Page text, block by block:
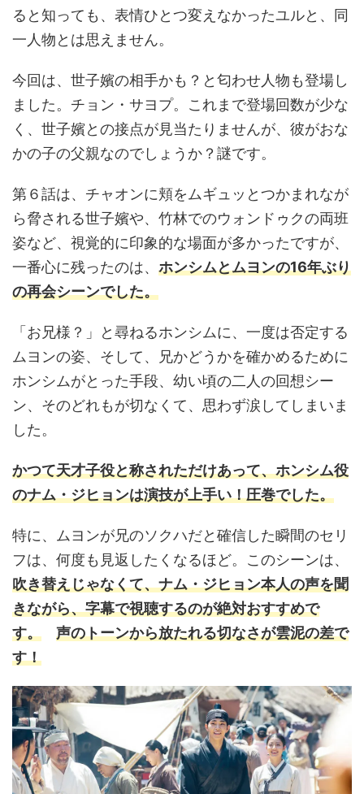
ると知っても、表情ひとつ変えなかったユルと、同
一人物とは思えません。
今回は、世子嬪の相手かも？と匂わせ人物も登場し
ました。チョン・サヨプ。これまで登場回数が少な
く、世子嬪との接点が見当たりませんが、彼がおな
かの子の父親なのでしょうか？謎です。
第６話は、チャオンに頬をムギュッとつかまれなが
ら脅される世子嬪や、竹林でのウォンドゥクの両班
姿など、視覚的に印象的な場面が多かったですが、
一番心に残ったのは、 ホンシムとムヨンの16年ぶり
の再会シーンでした。
「お兄様？」と尋ねるホンシムに、一度は否定する
ムヨンの姿、そして、兄かどうかを確かめるために
ホンシムがとった手段、幼い頃の二人の回想シー
ン、そのどれもが切なくて、思わず涙してしまいま
した。
かつて天才子役と称されただけあって、ホンシム役
のナム・ジヒョンは演技が上手い！圧巻でした。
特に、ムヨンが兄のソクハだと確信した瞬間のセリ
フは、何度も見返したくなるほど。このシーンは、
吹き替えじゃなくて、ナム・ジヒョン本人の声を聞
きながら、字幕で視聴するのが絶対おすすめで
す。
声のトーンから放たれる切なさが雲泥の差で
す！